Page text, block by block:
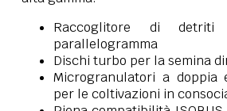
Raccoglitore di detriti
parallelogramma
Dischi turbo per la semina
Microgranulatori a doppia
per le coltivazioni in